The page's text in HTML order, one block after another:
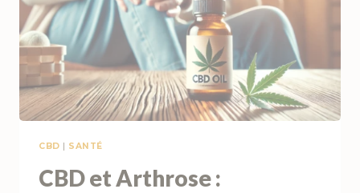
CBD | SANTÉ
CBD et Arthrose :